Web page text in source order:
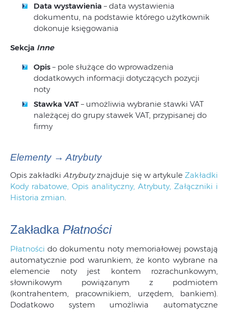
Data wystawienia – data wystawienia
dokumentu, na podstawie którego użytkownik
dokonuje księgowania
Sekcja Inne
Opis – pole służące do wprowadzenia
dodatkowych informacji dotyczących pozycji
noty
Stawka VAT – umożliwia wybranie stawki VAT
należącej do grupy stawek VAT, przypisanej do
firmy
Elementy → Atrybuty
Opis zakładki Atrybutyznajduje się w artykule Zakładki
Kody rabatowe, Opis analityczny, Atrybuty, Załączniki i
Historia zmian
Zakładka Płatności
Płatności do dokumentu noty memoriałowej powstają
automatycznie pod warunkiem, że konto wybrane na
elemencie noty jest kontem rozrachunkowym,
słownikowym powiązanym z podmiotem
(kontrahentem, pracownikiem, urzędem, bankiem).
Dodatkowo system umożliwia automatyczne